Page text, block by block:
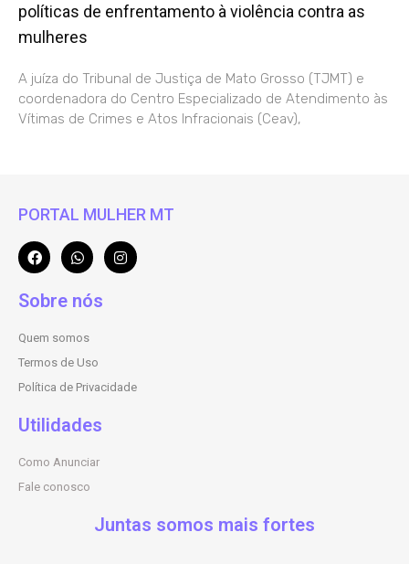
políticas de enfrentamento à violência contra as
mulheres
A juíza do Tribunal de Justiça de Mato Grosso (TJMT) e
coordenadora do Centro Especializado de Atendimento às
Vítimas de Crimes e Atos Infracionais (Ceav),
PORTAL MULHER MT
Sobre nós
Quem somos
Termos de Uso
Política de Privacidade
Utilidades
Como Anunciar
Fale conosco
Juntas somos mais fortes